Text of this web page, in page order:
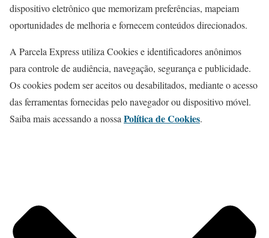
dispositivo eletrônico que memorizam preferências, mapeiam
oportunidades de melhoria e fornecem conteúdos direcionados.
A Parcela Express utiliza Cookies e identificadores anônimos
para controle de audiência, navegação, segurança e publicidade.
Os cookies podem ser aceitos ou desabilitados, mediante o acesso
das ferramentas fornecidas pelo navegador ou dispositivo móvel.
Saiba mais acessando a nossaPolítica de Cookies.